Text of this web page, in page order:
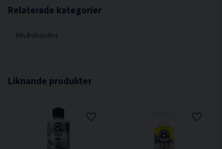
Gnid med en borste så skum bildas för bästa
resultat.
Relaterade kategorier
Bilvårdsoutlet
Liknande produkter